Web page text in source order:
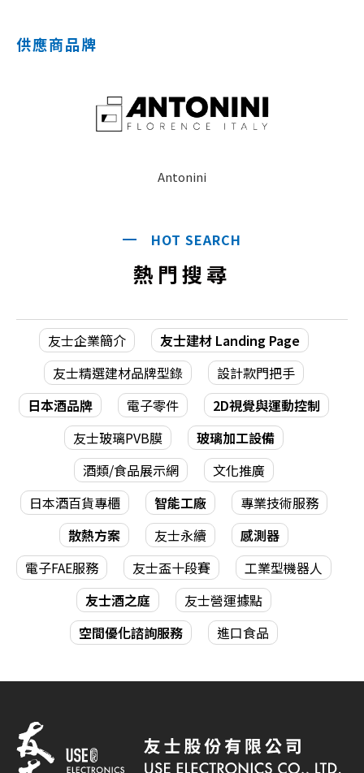
供應商品牌
Antonini
HOT SEARCH
熱門搜尋
友士企業簡介
友士建材 Landing Page
友士精選建材品牌型錄
設計款門把手
日本酒品牌
電子零件
2D視覺與運動控制
友士玻璃PVB膜
玻璃加工設備
酒類/食品展示網
文化推廣
日本酒百貨專櫃
智能工廠
專業技術服務
散熱方案
友士永續
感測器
電子FAE服務
友士盃十段賽
工業型機器人
友士酒之庭
友士營運據點
空間優化諮詢服務
進口食品